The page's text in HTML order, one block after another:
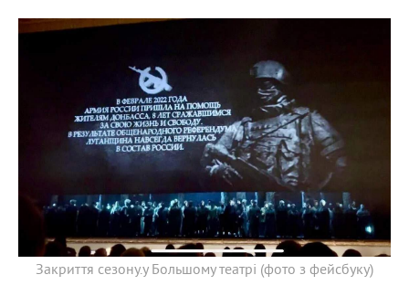
Закриття сезону.у Большому театрі (фото з фейсбуку)